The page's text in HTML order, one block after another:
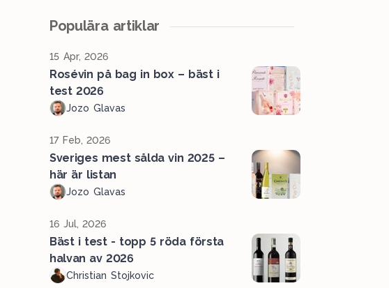
Populära artiklar
15 Apr, 2026
Rosévin på bag in box – bäst i
test 2026
Jozo Glavas
17 Feb, 2026
Sveriges mest sålda vin 2025 –
här är listan
Jozo Glavas
16 Jul, 2026
Bäst i test - topp 5 röda första
halvan av 2026
Christian Stojkovic